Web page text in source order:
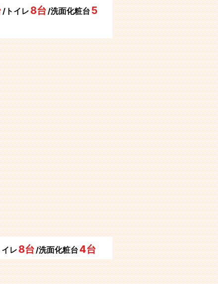
/トイレ 8台/洗面化粧台 5
レ 8台/洗面化粧台 4台